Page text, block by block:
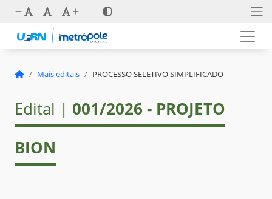
Mais editais PROCESSO SELETIVO SIMPLIFICADO
Edital | 001/2026 - PROJETO
BION